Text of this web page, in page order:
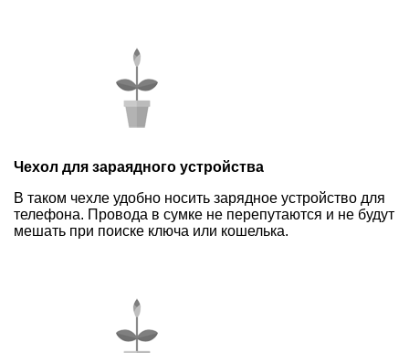
Чехол для зараядного устройства
В таком чехле удобно носить зарядное устройство для
телефона. Провода в сумке не перепутаются и не будут
мешать при поиске ключа или кошелька.